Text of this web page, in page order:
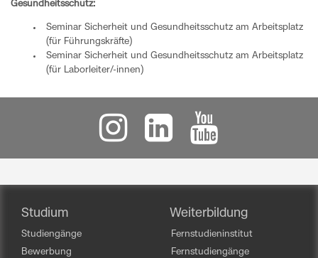
Gesundheitsschutz:
Seminar Sicherheit und Gesundheitsschutz am Arbeitsplatz
(für Führungskräfte)
Seminar Sicherheit und Gesundheitsschutz am Arbeitsplatz
(für Laborleiter/-innen)
Studium
Studiengänge
Bewerbung
Weiterbildung
Fernstudieninstitut
Fernstudiengänge